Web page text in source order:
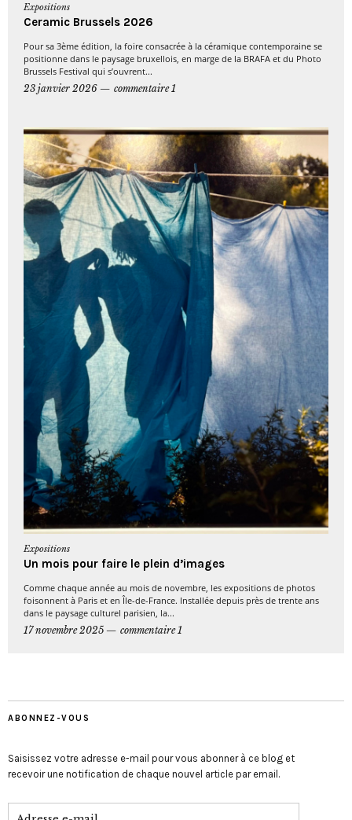
Expositions
Ceramic Brussels 2026
Pour sa 3ème édition, la foire consacrée à la céramique contemporaine se
positionne dans le paysage bruxellois, en marge de la BRAFA et du Photo
Brussels Festival qui s’ouvrent...
23 janvier 2026
commentaire 1
Expositions
Un mois pour faire le plein d’images
Comme chaque année au mois de novembre, les expositions de photos
foisonnent à Paris et en Île-de-France. Installée depuis près de trente ans
dans le paysage culturel parisien, la...
17 novembre 2025
commentaire 1
ABONNEZ-VOUS
Saisissez votre adresse e-mail pour vous abonner à ce blog et
recevoir une notification de chaque nouvel article par email.